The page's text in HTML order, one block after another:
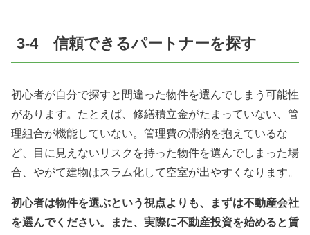
3-4 信頼できるパートナーを探す
初心者が自分で探すと間違った物件を選んでしまう可能性
があります。たとえば、修繕積立金がたまっていない、管
理組合が機能していない。管理費の滞納を抱えているな
ど、目に見えないリスクを持った物件を選んでしまった場
合、やがて建物はスラム化して空室が出やすくなります。
初心者は物件を選ぶという視点よりも、まずは不動産会社
を選んでください。また、実際に不動産投資を始めると賃